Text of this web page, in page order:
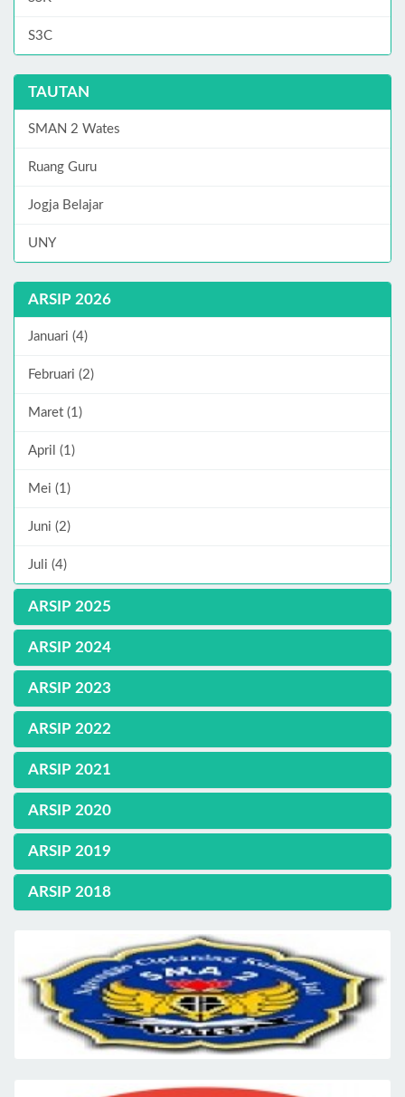
S3C
TAUTAN
SMAN 2 Wates
Ruang Guru
Jogja Belajar
UNY
ARSIP 2026
Januari (4)
Februari (2)
Maret (1)
April (1)
Mei (1)
Juni (2)
Juli (4)
ARSIP 2025
ARSIP 2024
ARSIP 2023
ARSIP 2022
ARSIP 2021
ARSIP 2020
ARSIP 2019
ARSIP 2018